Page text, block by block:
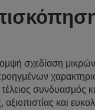
σχεδίαση
συνδυασμός
αξιοπιστίας και